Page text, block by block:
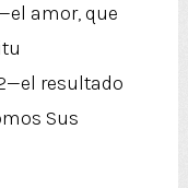
amor, que
resultado
Sus